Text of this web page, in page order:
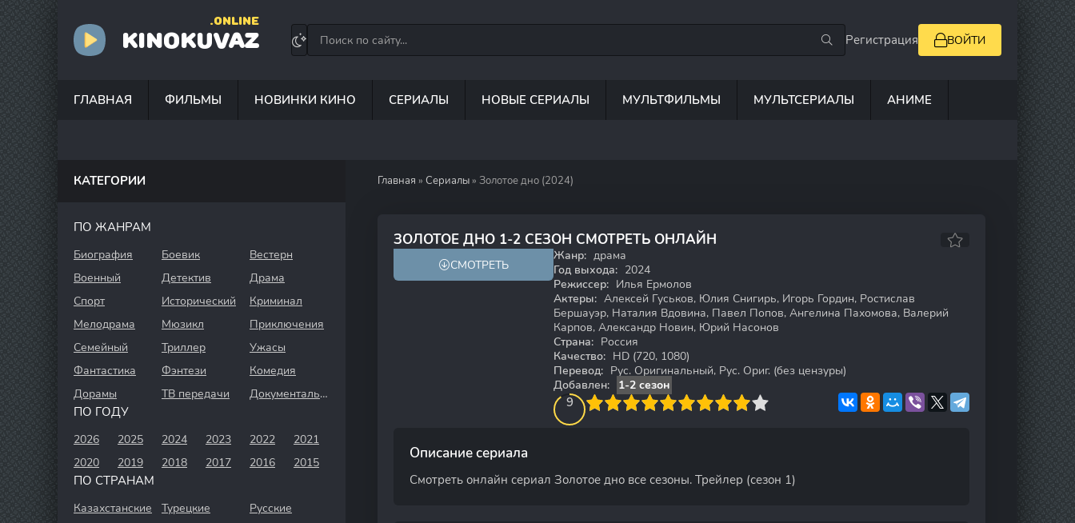
KINOKUVAZ
.ONLINE
Регистрация ВОЙТИ
ГЛАВНАЯ ФИЛЬМЫ НОВИНКИ КИНО СЕРИАЛЫ НОВЫЕ СЕРИАЛЫ МУЛЬТФИЛЬМЫ МУЛЬТСЕРИАЛЫ АНИМЕ
Главная » Сериалы » Золотое дно (2024)
ЗОЛОТОЕ ДНО 1-2 СЕЗОН СМОТРЕТЬ ОНЛАЙН
7.9
СМОТРЕТЬ
Жанр: драма
Год выхода: 2024
Режиссер: Илья Ермолов
Актеры: Алексей Гуськов, Юлия Снигирь, Игорь Гордин, Ростислав
Бершауэр, Наталия Вдовина, Павел Попов, Ангелина Пахомова, Валерий
Карпов, Александр Новин, Юрий Насонов
Страна: Россия
Качество: HD (720, 1080)
Перевод: Рус. Оригинальный, Рус. Ориг. (без цензуры)
Добавлен:
1-2 сезон
9
4 5 6 7 8 9 10
Описание сериала
Смотреть онлайн сериал Золотое дно все сезоны. Трейлер (сезон 1)
КАТЕГОРИИ
ПО ЖАНРАМ
Биография Боевик
Вестерн
Военный
Детектив
Драма
Спорт
Исторический
Криминал
Мелодрама
Мюзикл
Приключения
Семейный
Триллер
Ужасы
Фантастика
Фэнтези
Комедия
Дорамы
ТВ передачи Документальный
ПО ГОДУ
2026 2025 2024 2023 2022
2021
2020
2019 2018 2017 2016 2015
ПО СТРАНАМ
Казахстанские Турецкие
Русские